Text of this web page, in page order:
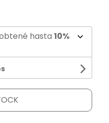
hasta 10%